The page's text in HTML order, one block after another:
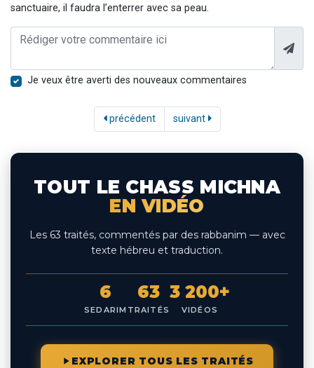
sanctuaire, il faudra l’enterrer avec sa peau.
Je veux être averti des nouveaux commentaires
précédent suivant
TOUT LE CHASS MICHNA
EN VIDÉO
Les 63 traités, commentés par des rabbanim — avec
texte hébreu et traduction.
6
SEDARIM
63
TRAITÉS
3 200+
VIDÉOS
EXPLORER TOUS LES TRAITÉS